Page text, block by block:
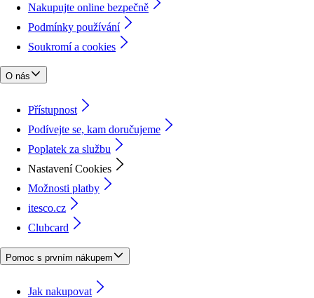
Nakupujte online bezpečně
Podmínky používání
Soukromí a cookies
O nás
Přístupnost
Podívejte se, kam doručujeme
Poplatek za službu
Nastavení Cookies
Možnosti platby
itesco.cz
Clubcard
Pomoc s prvním nákupem
Jak nakupovat